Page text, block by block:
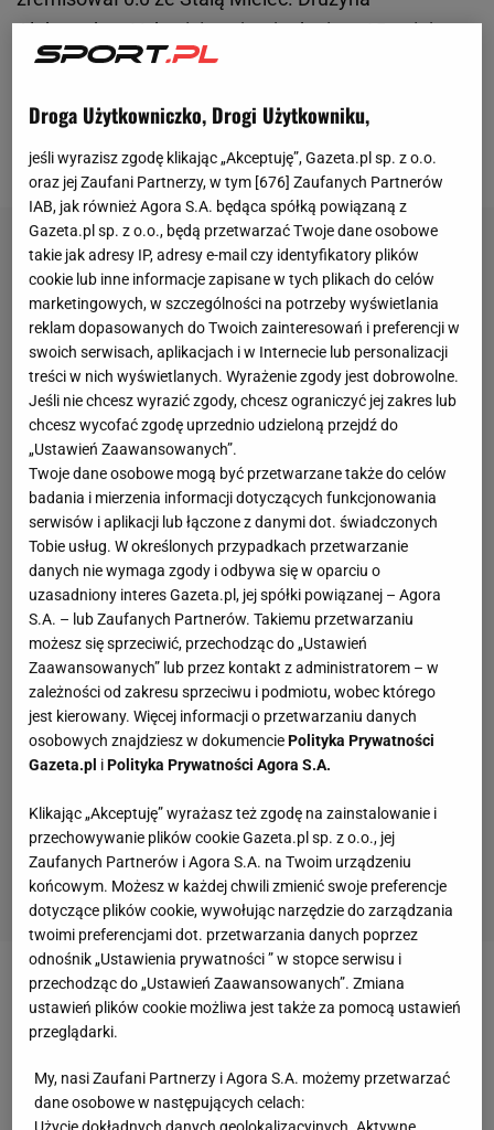
Aleksandara Vukovicia zajmuje dopiero 15. miejsce
w tabeli Ekstraklasy. Choć obrona nie jest
pozyskać obrońcę z ciekawą przeszłością w
niemieckich potęgach.
Zobacz wideoNajman: Wszyscy atakują cesarza
polskich freak fightów
Piast Gliwice pozyska ciekawego obrońcę?
Niedawno wypełnił kontrakt z Borussią Dortmund
Droga Użytkowniczko, Drogi Użytkowniku,
jeśli wyrazisz zgodę klikając „Akceptuję”, Gazeta.pl sp. z o.o.
oraz jej Zaufani Partnerzy, w tym [676] Zaufanych Partnerów
IAB, jak również Agora S.A. będąca spółką powiązaną z
Gazeta.pl sp. z o.o., będą przetwarzać Twoje dane osobowe
takie jak adresy IP, adresy e-mail czy identyfikatory plików
cookie lub inne informacje zapisane w tych plikach do celów
marketingowych, w szczególności na potrzeby wyświetlania
reklam dopasowanych do Twoich zainteresowań i preferencji w
swoich serwisach, aplikacjach i w Internecie lub personalizacji
treści w nich wyświetlanych. Wyrażenie zgody jest dobrowolne.
Jeśli nie chcesz wyrazić zgody, chcesz ograniczyć jej zakres lub
chcesz wycofać zgodę uprzednio udzieloną przejdź do
„Ustawień Zaawansowanych”.
Twoje dane osobowe mogą być przetwarzane także do celów
badania i mierzenia informacji dotyczących funkcjonowania
serwisów i aplikacji lub łączone z danymi dot. świadczonych
Tobie usług. W określonych przypadkach przetwarzanie
danych nie wymaga zgody i odbywa się w oparciu o
uzasadniony interes Gazeta.pl, jej spółki powiązanej – Agora
S.A. – lub Zaufanych Partnerów. Takiemu przetwarzaniu
możesz się sprzeciwić, przechodząc do „Ustawień
Zaawansowanych” lub przez kontakt z administratorem – w
zależności od zakresu sprzeciwu i podmiotu, wobec którego
jest kierowany. Więcej informacji o przetwarzaniu danych
osobowych znajdziesz w dokumenciePolityka Prywatności
Gazeta.pl iPolityka Prywatności Agora S.A.
Klikając „Akceptuję” wyrażasz też zgodę na zainstalowanie i
przechowywanie plików cookie Gazeta.pl sp. z o.o., jej
Zaufanych Partnerów i Agora S.A. na Twoim urządzeniu
końcowym. Możesz w każdej chwili zmienić swoje preferencje
dotyczące plików cookie, wywołując narzędzie do zarządzania
twoimi preferencjami dot. przetwarzania danych poprzez
odnośnik „Ustawienia prywatności ” w stopce serwisu i
przechodząc do „Ustawień Zaawansowanych”. Zmiana
ustawień plików cookie możliwa jest także za pomocą ustawień
przeglądarki.
My, nasi Zaufani Partnerzy i Agora S.A. możemy przetwarzać
dane osobowe w następujących celach: